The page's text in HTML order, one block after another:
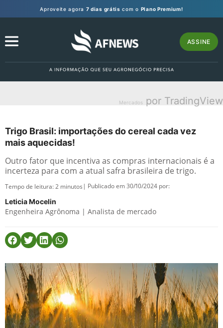
Aproveite agora 7 dias grátis com o Plano Premium!
ASSINE
Mercados por TradingView
Trigo Brasil: importações do cereal cada vez
mais aquecidas!
Outro fator que incentiva as compras internacionais é a
incerteza para com a atual safra brasileira de trigo.
Tempo de leitura:2 minutos | Publicado em 30/10/2024 por:
Leticia Mocelin
Engenheira Agrônoma | Analista de mercado